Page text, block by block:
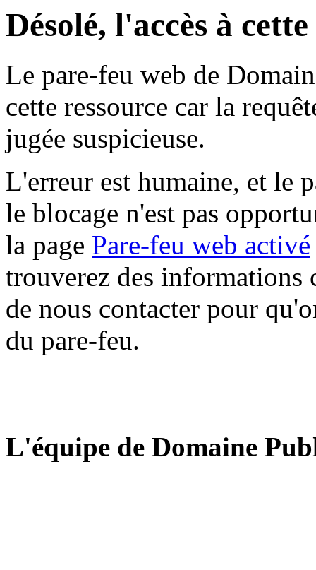
Désolé, l'accès à
Le pare-feu web de
cette ressource car la
jugée suspicieuse.
L'erreur est humaine, et le
le blocage n'est pas
la page Pare-feu web activé
trouverez des informations
de nous contacter pour
du pare-feu.
L'équipe de Domaine